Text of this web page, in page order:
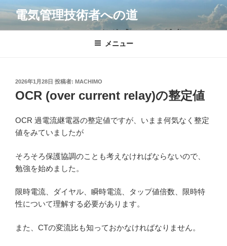
ン
テ
電気管理技術者への道
メニュー
投
稿
日:
2026年1月28日 投稿者: MACHIMO
OCR (over current relay)の整定値
OCR 過電流継電器の整定値ですが、いまま何気なく整定
値をみていましたが
そろそろ保護協調のことも考えなければならないので、
勉強を始めました。
限時電流、ダイヤル、瞬時電流、タップ値倍数、限時特
性について理解する必要があります。
また、CTの変流比も知っておかなければなりません。